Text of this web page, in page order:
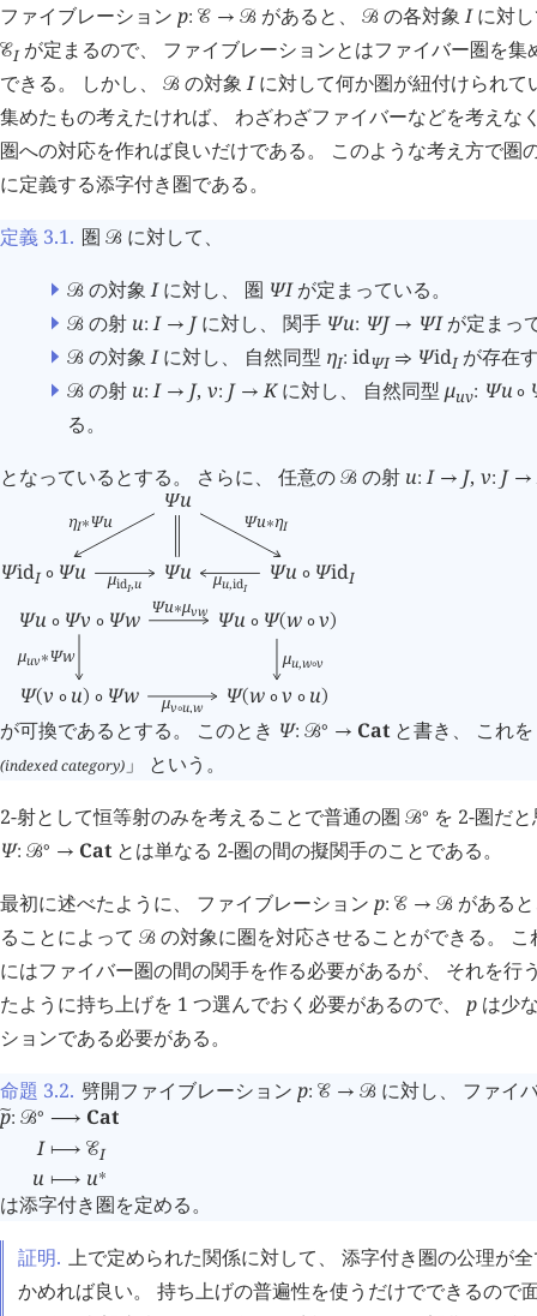
ファイブレーション p: 󰒜 → 󰒙 があると、󰒙 の各対象Iに対し
󰒜Iが定まるので、 ファイブレーションとはファイバー圏を集
できる。 しかし、
󰒙 の対象Iに対して何か圏が紐付けられて
集めたもの考えたければ、 わざわざファイバーなどを考えな
圏への対応を作れば良いだけである。 このような考え方で圏
に定義する添字付き圏である。
定義 3.1. 圏 󰒙 に対して、
󰒙 の対象Iに対し、 圏 ΨIが定まっている。
󰒙 の射 u: I → Jに対し、 関手 Ψu: ΨJ → ΨIが定まっ
󰒙 の対象Iに対し、 自然同型 ηI: idΨI ⇒ ΨidIが存在
󰒙 の射 u: I → J, v: J → Kに対し、 自然同型μuv: Ψu ∘
る。
となっているとする。 さらに、 任意の 󰒙 の射 u: I → J, v: J →
Ψu
ΨidI ∘ Ψu Ψu Ψu ∘ ΨidI
ηI∗Ψu Ψu∗ηI
μidI,u μu,idI
Ψu ∘ Ψv ∘ Ψw Ψu ∘ Ψ(w ∘ v)
Ψ(v ∘ u) ∘ Ψw Ψ(w ∘ v ∘ u)
Ψu∗μvw
μuv∗Ψw μu,w∘v
μv∘u,w
が可換であるとする。 このとき Ψ: 󰒙∘ → Catと書き、 これ
(indexed category) 」 という。
2-射として恒等射のみを考えることで普通の圏 󰒙∘ を 2-圏だ
Ψ: 󰒙∘ → Catとは単なる 2-圏の間の擬関手のことである。
最初に述べたように、 ファイブレーション p: 󰒜 → 󰒙 がある
ることによって 󰒙 の対象に圏を対応させることができる。
にはファイバー圏の間の関手を作る必要があるが、 それを行
たように持ち上げを 1 つ選んでおく必要があるので、 p は少
ションである必要がある。
命題 3.2. 劈開ファイブレーション p: 󰒜 → 󰒙 に対し、 ファイ
󰂡
p: 󰒙∘ ⟶ Cat
I ⟼ 󰒜I
u ⟼ u∗
は添字付き圏を定める。
証明. 上で定められた関係に対して、 添字付き圏の公理が
かめれば良い。 持ち上げの普遍性を使うだけでできるので